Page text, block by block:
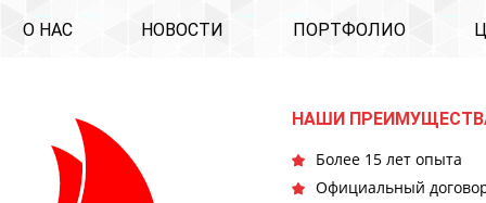
О НАС НОВОСТИ ПОРТФОЛИО
НАШИ
Более 15 лет опыта
Официальный